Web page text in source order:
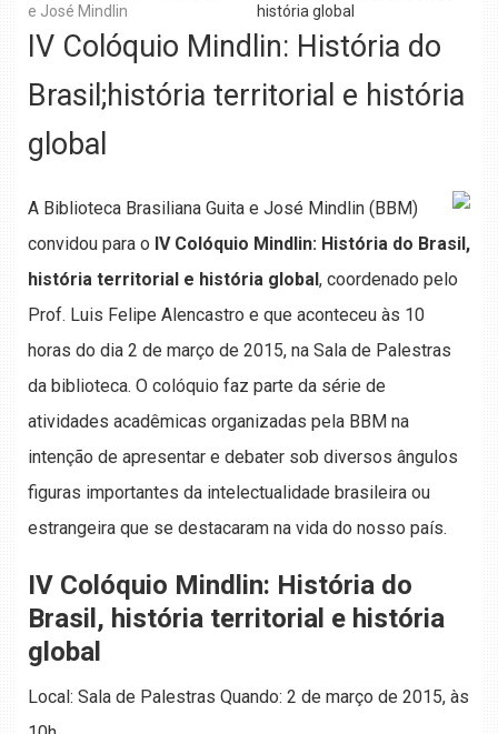
e José Mindlin
história global
IV Colóquio Mindlin: História do
Brasil;história territorial e história
global
A Biblioteca Brasiliana Guita e José Mindlin (BBM)
convidou para o IV Colóquio Mindlin: História do Brasil,
história territorial e história global, coordenado pelo
Prof. Luis Felipe Alencastro e que aconteceu às 10
horas do dia 2 de março de 2015, na Sala de Palestras
da biblioteca. O colóquio faz parte da série de
atividades acadêmicas organizadas pela BBM na
intenção de apresentar e debater sob diversos ângulos
figuras importantes da intelectualidade brasileira ou
estrangeira que se destacaram na vida do nosso país.
IV Colóquio Mindlin: História do
Brasil, história territorial e história
global
Local: Sala de Palestras Quando: 2 de março de 2015, às